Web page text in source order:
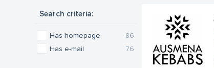
Search criteria:
86
Has homepage
76
Has e-mail